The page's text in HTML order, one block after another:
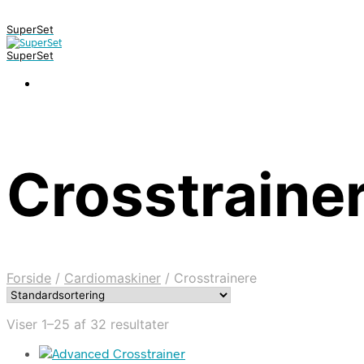
SuperSet
SuperSet
Forside / Cardiomaskiner / Crosstrainere
Viser 1–25 af 32 resultater